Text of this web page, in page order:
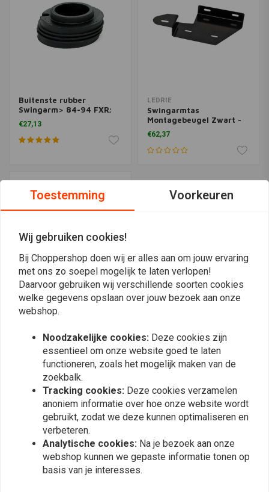
Buitenste rubber
Swingarm> 84-94 FXR;
86-08 FLT (NU) Softail
€27,13
LEDRIE
Swingarmtas
Montagebeugel Zwart -
Links
€62,37
James, wiel / Swingarm
Keerring, rubber
Meest bekeken
Op de hoogte blijven?
Toestemming Voorkeuren
Wij gebruiken cookies!
Bij Choppershop doen wij er alles aan om jouw ervaring
met ons zo soepel mogelijk te laten verlopen!
Daarvoor gebruiken wij verschillende soorten cookies
welke gegevens opslaan over jouw bezoek aan onze
webshop.
Noodzakelijke cookies: Deze cookies zijn
essentieel om onze website goed te laten
functioneren, zoals het mogelijk maken van de
zoekbalk.
Tracking cookies: Deze cookies verzamelen
anoniem informatie over hoe onze website wordt
gebruikt, zodat we deze kunnen optimaliseren en
verbeteren.
Analytische cookies: Na je bezoek aan onze
webshop kunnen we gepaste informatie tonen op
basis van je interesses.